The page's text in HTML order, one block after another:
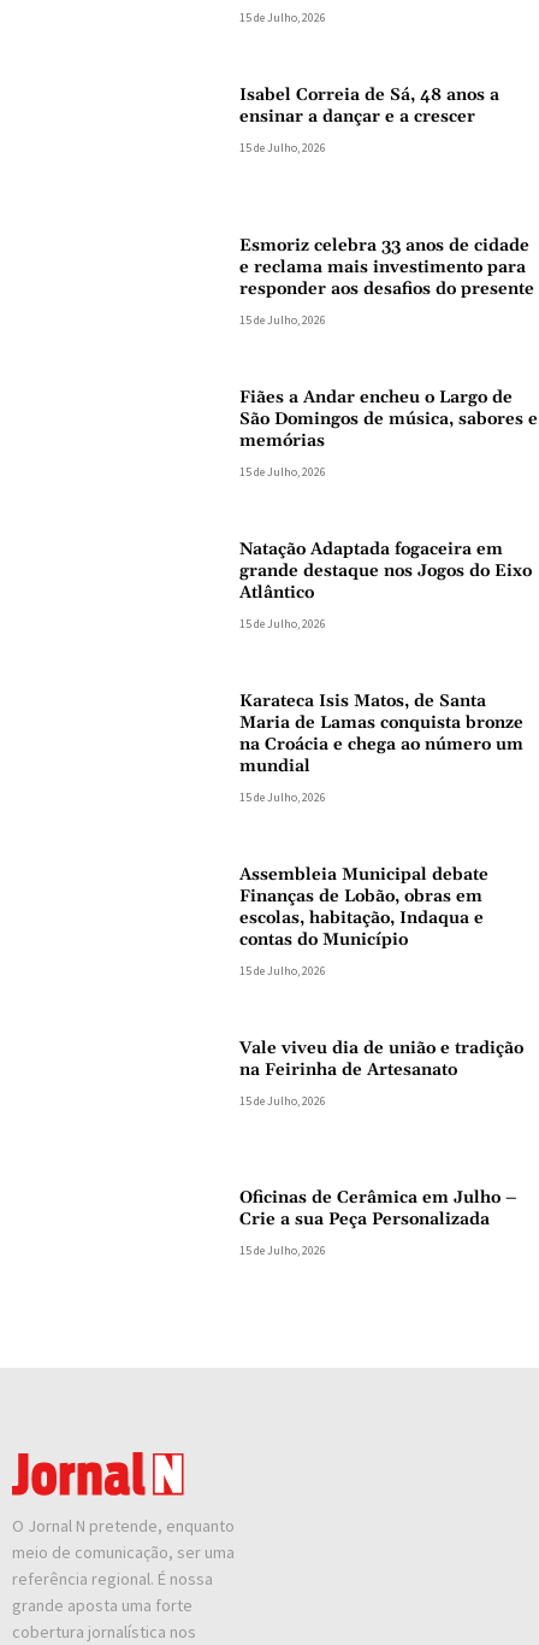
15 de Julho, 2026
Isabel Correia de Sá, 48 anos a
ensinar a dançar e a crescer
15 de Julho, 2026
Esmoriz celebra 33 anos de cidade
e reclama mais investimento para
responder aos desafios do presente
15 de Julho, 2026
Fiães a Andar encheu o Largo de
São Domingos de música, sabores e
memórias
15 de Julho, 2026
Natação Adaptada fogaceira em
grande destaque nos Jogos do Eixo
Atlântico
15 de Julho, 2026
Karateca Isis Matos, de Santa
Maria de Lamas conquista bronze
na Croácia e chega ao número um
mundial
15 de Julho, 2026
Assembleia Municipal debate
Finanças de Lobão, obras em
escolas, habitação, Indaqua e
contas do Município
15 de Julho, 2026
Vale viveu dia de união e tradição
na Feirinha de Artesanato
15 de Julho, 2026
Oficinas de Cerâmica em Julho –
Crie a sua Peça Personalizada
15 de Julho, 2026
O Jornal N pretende, enquanto
meio de comunicação, ser uma
referência regional. É nossa
grande aposta uma forte
cobertura jornalística nos